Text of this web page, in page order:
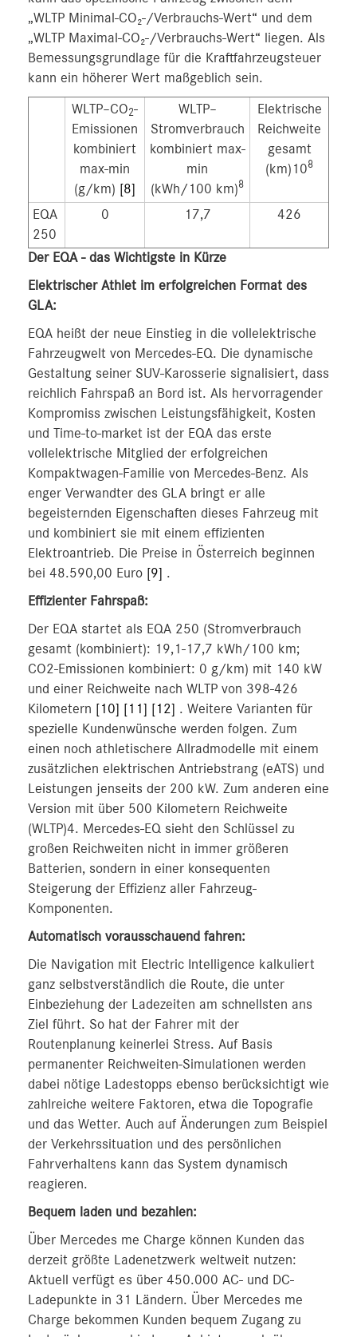
„WLTP Minimal-CO₂-/Verbrauchs-Wert“ und dem
„WLTP Maximal-CO₂-/Verbrauchs-Wert“ liegen. Als
Bemessungsgrundlage für die Kraftfahrzeugsteuer
kann ein höherer Wert maßgeblich sein.
WLTP–CO2-
Emissionen
kombiniert
max-min
(g/km) [8]
WLTP–
Stromverbrauch
kombiniert max-
min
(kWh/100 km)8
Elektrische
Reichweite
gesamt
(km)108
EQA
250
0 17,7 426
Der EQA- das Wichtigste in Kürze
Elektrischer Athlet im erfolgreichen Format des
GLA:
EQA heißt der neue Einstieg in die vollelektrische
Fahrzeugwelt von Mercedes-EQ. Die dynamische
Gestaltung seiner SUV-Karosserie signalisiert, dass
reichlich Fahrspaß an Bord ist. Als hervorragender
Kompromiss zwischen Leistungsfähigkeit, Kosten
und Time-to-market ist der EQA das erste
vollelektrische Mitglied der erfolgreichen
Kompaktwagen-Familie von Mercedes-Benz. Als
enger Verwandter des GLA bringt er alle
begeisternden Eigenschaften dieses Fahrzeug mit
und kombiniert sie mit einem effizienten
Elektroantrieb. Die Preise in Österreich beginnen
bei 48.590,00 Euro [9] .
Effizienter Fahrspaß:
Der EQA startet als EQA 250 (Stromverbrauch
gesamt (kombiniert): 19,1-17,7 kWh/100 km;
CO2-Emissionen kombiniert: 0 g/km) mit 140 kW
und einer Reichweite nach WLTP von 398-426
Kilometern [10] [11] [12] . Weitere Varianten für
spezielle Kundenwünsche werden folgen. Zum
einen noch athletischere Allradmodelle mit einem
zusätzlichen elektrischen Antriebstrang (eATS) und
Leistungen jenseits der 200 kW. Zum anderen eine
Version mit über 500 Kilometern Reichweite
(WLTP)4. Mercedes-EQ sieht den Schlüssel zu
großen Reichweiten nicht in immer größeren
Batterien, sondern in einer konsequenten
Steigerung der Effizienz aller Fahrzeug-
Komponenten.
Automatisch vorausschauend fahren:
Die Navigation mit Electric Intelligence kalkuliert
ganz selbstverständlich die Route, die unter
Einbeziehung der Ladezeiten am schnellsten ans
Ziel führt. So hat der Fahrer mit der
Routenplanung keinerlei Stress. Auf Basis
permanenter Reichweiten-Simulationen werden
dabei nötige Ladestopps ebenso berücksichtigt wie
zahlreiche weitere Faktoren, etwa die Topografie
und das Wetter. Auch auf Änderungen zum Beispiel
der Verkehrssituation und des persönlichen
Fahrverhaltens kann das System dynamisch
reagieren.
Bequem laden und bezahlen:
Über Mercedes me Charge können Kunden das
derzeit größte Ladenetzwerk weltweit nutzen:
Aktuell verfügt es über 450.000 AC- und DC-
Ladepunkte in 31 Ländern. Über Mercedes me
Charge bekommen Kunden bequem Zugang zu